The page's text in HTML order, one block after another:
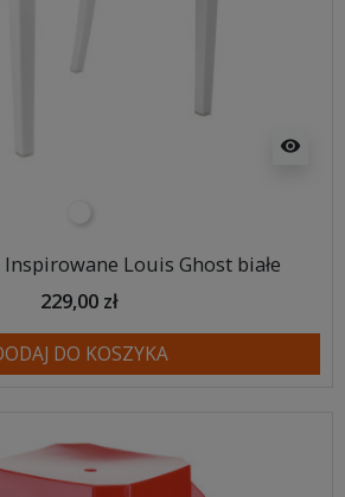
visibility
Inspirowane Louis Ghost białe
229,00 zł
DO KOSZYKA